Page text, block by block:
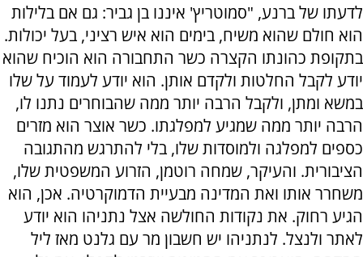
לדעתו של ברנע, "סמוטריץ' איננו בן גביר: גם אם בלילות
הוא חולם שהוא משיח, בימים הוא איש רציני, בעל יכולות.
בתקופת כהונתו הקצרה כשר התחבורה הוא הוכיח שהוא
יודע לקבל החלטות ולקדם אותן. הוא יודע לעמוד על שלו
במשא ומתן, ולקבל הרבה יותר ממה שהבוחרים נתנו לו,
הרבה יותר ממה שמגיע למפלגתו. כשר אוצר הוא מזרים
כספים למפלגה ולמוסדות שלו, בלי להתרגש מהתגובה
הציבורית. והעיקר, שמחה רוטמן, הזרוע המשפטית שלו,
משחרר אותו ואת המדינה מבעיית הדמוקרטיה. אכן, הוא
הגיע רחוק. את נקודות החולשה אצל נתניהו הוא יודע
לאתר ולנצל. לנתניהו יש חשבון מר עם גלנט מאז ליל